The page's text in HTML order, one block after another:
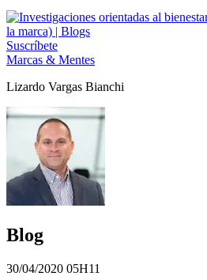
Suscríbete
Marcas & Mentes
Lizardo Vargas Bianchi
Blog
30/04/2020 05H11